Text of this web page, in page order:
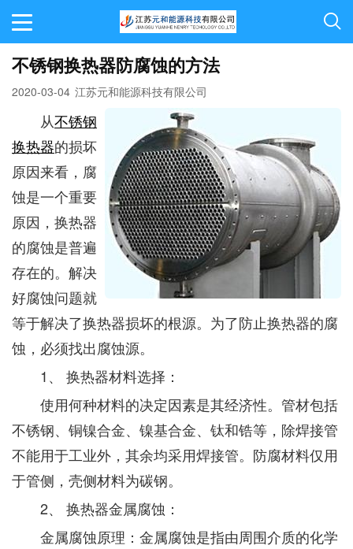
不锈钢换热器防腐蚀的方法
2020-03-04 江苏元和能源科技有限公司
从不锈钢
换热器的损坏
原因来看，腐
蚀是一个重要
原因，换热器
的腐蚀是普遍
存在的。解决
好腐蚀问题就
等于解决了换热器损坏的根源。为了防止换热器的腐
蚀，必须找出腐蚀源。
1、 换热器材料选择：
使用何种材料的决定因素是其经济性。管材包括
不锈钢、铜镍合金、镍基合金、钛和锆等，除焊接管
不能用于工业外，其余均采用焊接管。防腐材料仅用
于管侧，壳侧材料为碳钢。
2、 换热器金属腐蚀：
金属腐蚀原理：金属腐蚀是指由周围介质的化学